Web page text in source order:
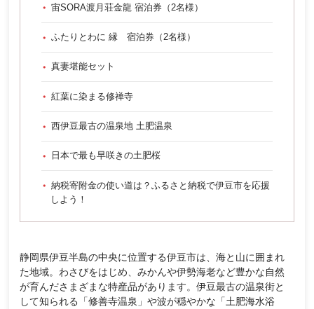
宙SORA渡月荘金龍 宿泊券（2名様）
ふたりとわに 縁 宿泊券（2名様）
真妻堪能セット
紅葉に染まる修禅寺
西伊豆最古の温泉地 土肥温泉
日本で最も早咲きの土肥桜
納税寄附金の使い道は？ふるさと納税で伊豆市を応援
しよう！
静岡県伊豆半島の中央に位置する伊豆市は、海と山に囲まれ
た地域。わさびをはじめ、みかんや伊勢海老など豊かな自然
が育んださまざまな特産品があります。伊豆最古の温泉街と
して知られる「修善寺温泉」や波が穏やかな「土肥海水浴